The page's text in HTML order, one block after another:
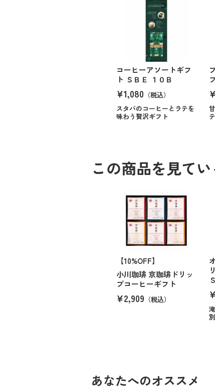
コーヒーアソートギフ
ト ＳＢＥ １０Ｂ
¥1,080 （税込）
スタバのコーヒーとラテを
味わう贅沢ギフト
この商品を見て
【10%OFF】
小川珈琲 京珈琲ドリッ
プコーヒーギフト
¥2,909 （税込）
あなたへのオススメ